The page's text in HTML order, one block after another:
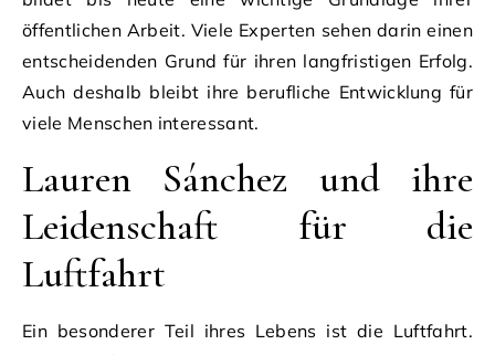
öffentlichen Arbeit. Viele Experten sehen darin einen
entscheidenden Grund für ihren langfristigen Erfolg.
Auch deshalb bleibt ihre berufliche Entwicklung für
viele Menschen interessant.
Lauren Sánchez und ihre
Leidenschaft für die
Luftfahrt
Ein besonderer Teil ihres Lebens ist die Luftfahrt.